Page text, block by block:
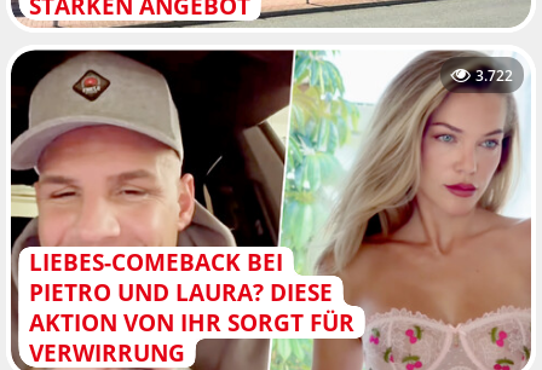
LIEBES-COMEBACK BEI
PIETRO UND LAURA? DIESE
AKTION VON IHR SORGT FÜR
VERWIRRUNG
3.722